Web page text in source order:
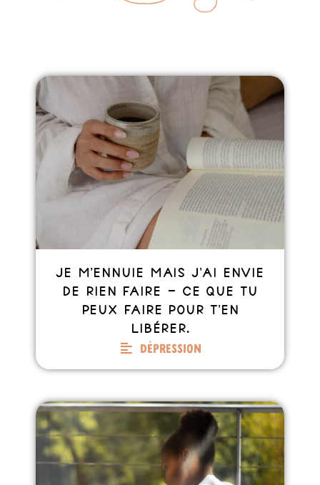
Je m’ennuie mais j’ai envie
de rien faire – Ce que tu
peux faire pour t’en
libérer.
Dépression